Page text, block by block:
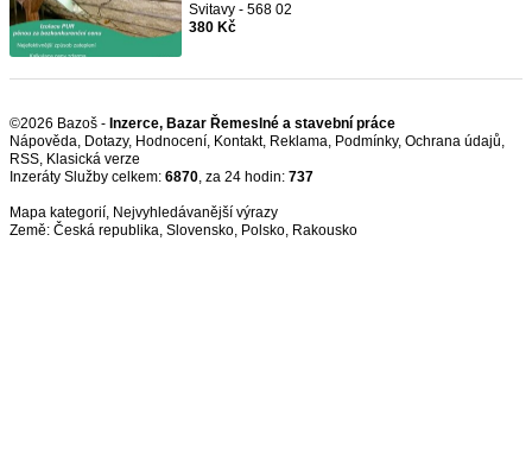
Svitavy - 568 02
380 Kč
©2026 Bazoš - Inzerce, Bazar Řemeslné a stavební práce
Nápověda, Dotazy, Hodnocení, Kontakt, Reklama, Podmínky, Ochrana údajů,
RSS,
Inzeráty Služby celkem: 6870, za 24 hodin: 737
Mapa kategorií, Nejvyhledávanější výrazy
Země: Česká republika, Slovensko, Polsko, Rakousko